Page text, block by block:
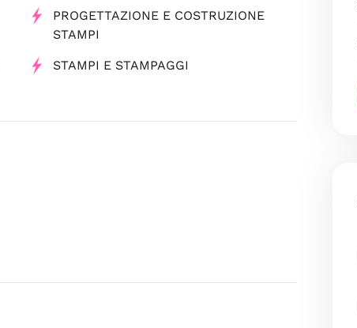
PROGETTAZIONE E COSTRUZIONE
STAMPI
STAMPI E STAMPAGGI